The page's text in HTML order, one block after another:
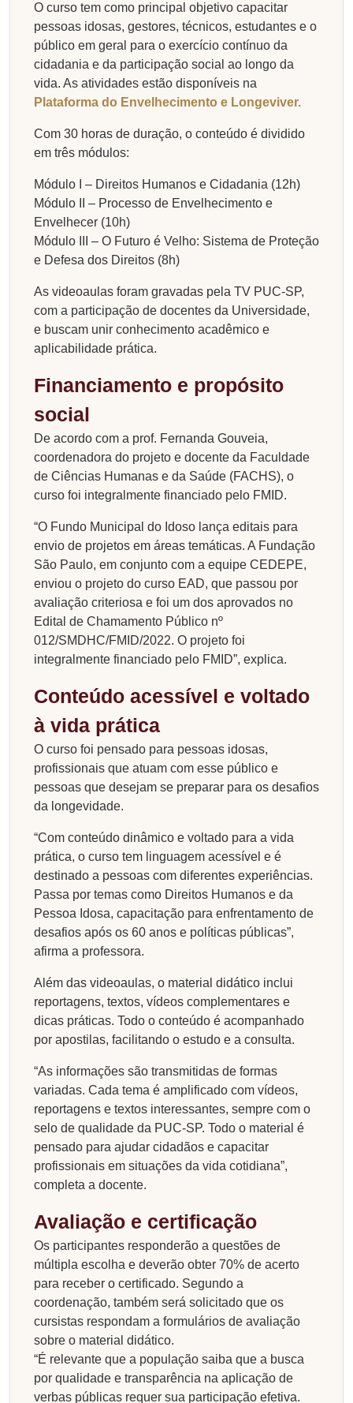
O curso tem como principal objetivo capacitar
pessoas idosas, gestores, técnicos, estudantes e o
público em geral para o exercício contínuo da
cidadania e da participação social ao longo da
vida. As atividades estão disponíveis na
Plataforma do Envelhecimento e Longeviver.
Com 30 horas de duração, o conteúdo é dividido
em três módulos:
Módulo I – Direitos Humanos e Cidadania (12h)
Módulo II – Processo de Envelhecimento e
Envelhecer (10h)
Módulo III – O Futuro é Velho: Sistema de Proteção
e Defesa dos Direitos (8h)
As videoaulas foram gravadas pela TV PUC-SP,
com a participação de docentes da Universidade,
e buscam unir conhecimento acadêmico e
aplicabilidade prática.
Financiamento e propósito
social
De acordo com a prof. Fernanda Gouveia,
coordenadora do projeto e docente da Faculdade
de Ciências Humanas e da Saúde (FACHS), o
curso foi integralmente financiado pelo FMID.
“O Fundo Municipal do Idoso lança editais para
envio de projetos em áreas temáticas. A Fundação
São Paulo, em conjunto com a equipe CEDEPE,
enviou o projeto do curso EAD, que passou por
avaliação criteriosa e foi um dos aprovados no
Edital de Chamamento Público nº
012/SMDHC/FMID/2022. O projeto foi
integralmente financiado pelo FMID”, explica.
Conteúdo acessível e voltado
à vida prática
O curso foi pensado para pessoas idosas,
profissionais que atuam com esse público e
pessoas que desejam se preparar para os desafios
da longevidade.
“Com conteúdo dinâmico e voltado para a vida
prática, o curso tem linguagem acessível e é
destinado a pessoas com diferentes experiências.
Passa por temas como Direitos Humanos e da
Pessoa Idosa, capacitação para enfrentamento de
desafios após os 60 anos e políticas públicas”,
afirma a professora.
Além das videoaulas, o material didático inclui
reportagens, textos, vídeos complementares e
dicas práticas. Todo o conteúdo é acompanhado
por apostilas, facilitando o estudo e a consulta.
“As informações são transmitidas de formas
variadas. Cada tema é amplificado com vídeos,
reportagens e textos interessantes, sempre com o
selo de qualidade da PUC-SP. Todo o material é
pensado para ajudar cidadãos e capacitar
profissionais em situações da vida cotidiana”,
completa a docente.
Avaliação e certificação
Os participantes responderão a questões de
múltipla escolha e deverão obter 70% de acerto
para receber o certificado. Segundo a
coordenação, também será solicitado que os
cursistas respondam a formulários de avaliação
sobre o material didático.
“É relevante que a população saiba que a busca
por qualidade e transparência na aplicação de
verbas públicas requer sua participação efetiva.